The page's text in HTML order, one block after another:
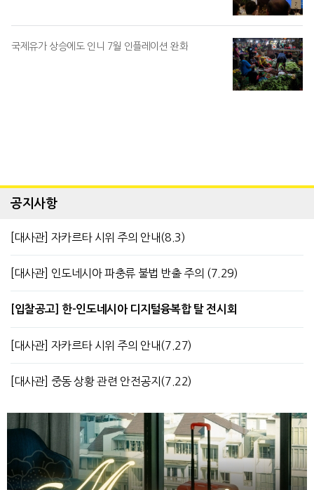
국제유가 상승에도 인니 7월 인플레이션 완화
공지사항
[대사관] 자카르타 시위 주의 안내(8.3)
[대사관] 인도네시아 파충류 불법 반출 주의 (7.29)
[입찰공고] 한-인도네시아 디지털융복합 탈 전시회
[대사관] 자카르타 시위 주의 안내(7.27)
[대사관] 중동 상황 관련 안전공지(7.22)